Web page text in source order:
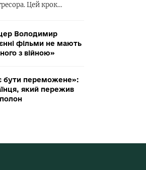
Цей крок…
Володимир
фільми не мають
з війною»
бути переможене»:
який пережив